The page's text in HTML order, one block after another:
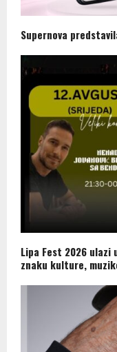
Supernova
Lipa Fest 2026 ulazi
znaku kulture,